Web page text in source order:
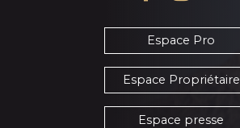
Espace Pro
Espace Propriétaire
Espace presse